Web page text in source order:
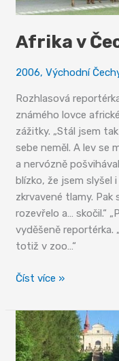
Afrika v
2006,Východní
Rozhlasová
známého lovce
zážitky. „Stál jsem
sebe neměl. A lev se
a nervózně
blízko, že jsem slyšel
zkrvavené tlamy. Pak
rozevřelo a… skočil.“
vyděšeně reportérka.
totiž v zoo…“
Afrika
Čechách
Číst více »